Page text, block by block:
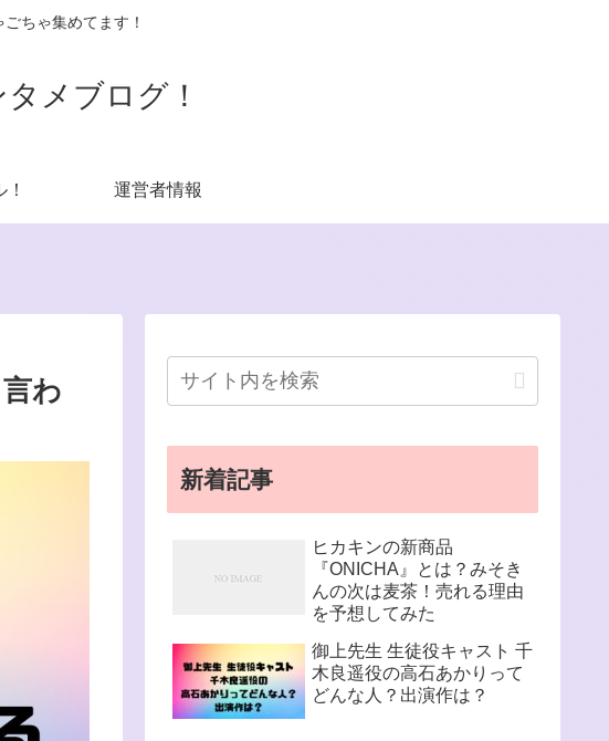
ちゃ集めてます！
メブログ！
運営者情報
わ
新着記事
ヒカキンの新商品
『ONICHA』とは？みそき
んの次は麦茶！売れる理由
を予想してみた
御上先生 生徒役キャスト 千
木良遥役の高石あかりって
どんな人？出演作は？